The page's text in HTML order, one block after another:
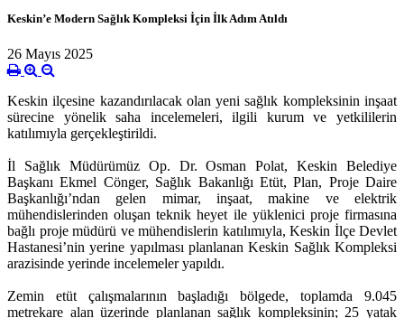
Keskin’e Modern Sağlık Kompleksi İçin İlk Adım Atıldı
26 Mayıs 2025
Keskin ilçesine kazandırılacak olan yeni sağlık kompleksinin inşaat
sürecine yönelik saha incelemeleri, ilgili kurum ve yetkililerin
katılımıyla gerçekleştirildi.
İl Sağlık Müdürümüz Op. Dr. Osman Polat, Keskin Belediye
Başkanı Ekmel Cönger, Sağlık Bakanlığı Etüt, Plan, Proje Daire
Başkanlığı’ndan gelen mimar, inşaat, makine ve elektrik
mühendislerinden oluşan teknik heyet ile yüklenici proje firmasına
bağlı proje müdürü ve mühendislerin katılımıyla, Keskin İlçe Devlet
Hastanesi’nin yerine yapılması planlanan Keskin Sağlık Kompleksi
arazisinde yerinde incelemeler yapıldı.
Zemin etüt çalışmalarının başladığı bölgede, toplamda 9.045
metrekare alan üzerinde planlanan sağlık kompleksinin; 25 yatak